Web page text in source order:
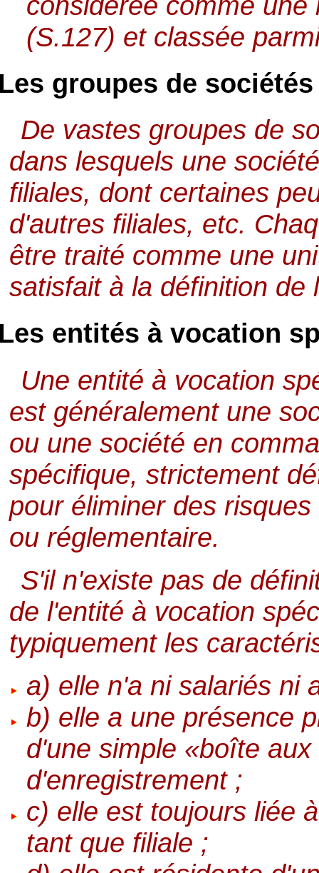
(S.127) et classée
groupes de sociétés
De vastes groupes de
dans lesquels une
filiales, dont certaines
d'autres filiales, etc.
être traité comme une
satisfait à la définition de
entités à vocation
Une entité à vocation
est généralement une
ou une société en
spécifique, strictement
pour éliminer des
ou réglementaire.
S'il n'existe pas de
de l'entité à vocation
typiquement les
a) elle n'a ni salariés ni
b) elle a une présence
d'une simple «boîte
d'enregistrement ;
c) elle est toujours liée
tant que filiale ;